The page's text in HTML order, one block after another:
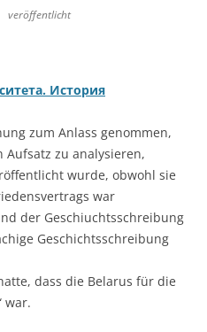
veröffentlicht
История
zum Anlass genommen,
zu analysieren,
wurde, obwohl sie
war
der Geschiuchtsschreibung
Geschichtsschreibung
dass die Belarus für die
war.